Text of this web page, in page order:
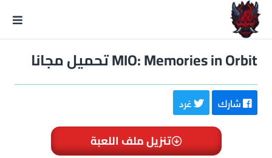
MIO: Memories in Orbit تحميل مجانا
شارك غرد
تنزيل ملف اللعبة